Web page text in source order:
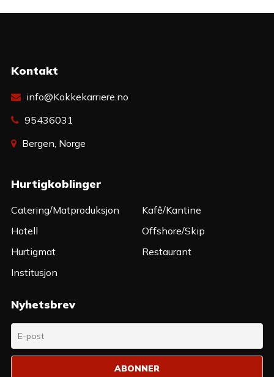
Kontakt
info@Kokkekarriere.no
95436031
Bergen, Norge
Hurtigkoblinger
Catering/Matproduksjon
Hotell
Hurtigmat
Institusjon
Kafê/Kantine
Offshore/Skip
Restaurant
Nyhetsbrev